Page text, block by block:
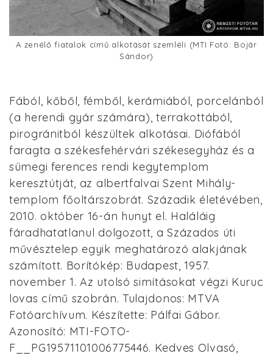
A zenélő fiatalok című alkotását szemléli (MTI Fotó: Bojár
Sándor)
Fából, kőből, fémből, kerámiából, porcelánból
(a herendi gyár számára), terrakottából,
pirogránitból készültek alkotásai. Diófából
faragta a székesfehérvári székesegyház és a
sümegi ferences rendi kegytemplom
keresztútját, az albertfalvai Szent Mihály-
templom főoltárszobrát. Századik életévében,
2010. október 16-án hunyt el. Haláláig
fáradhatatlanul dolgozott, a Százados úti
művésztelep egyik meghatározó alakjának
számított. Borítókép: Budapest, 1957.
november 1. Az utolsó simításokat végzi Kuruc
lovas című szobrán. Tulajdonos: MTVA
Fotóarchívum. Készítette: Pálfai Gábor.
Azonosító: MTI-FOTO-
F__PG19571101006775446. Kedves Olvasó,